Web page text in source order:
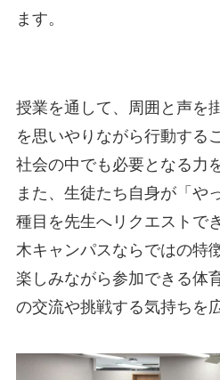
ます。
授業を通して、周囲と声を
を思いやりながら行動する
社会の中でも必要となる力
また、生徒たち自身が「や
種目を先生へリクエストで
木キャンパスならではの特
楽しみながら参加できる体
の交流や挑戦する気持ちを